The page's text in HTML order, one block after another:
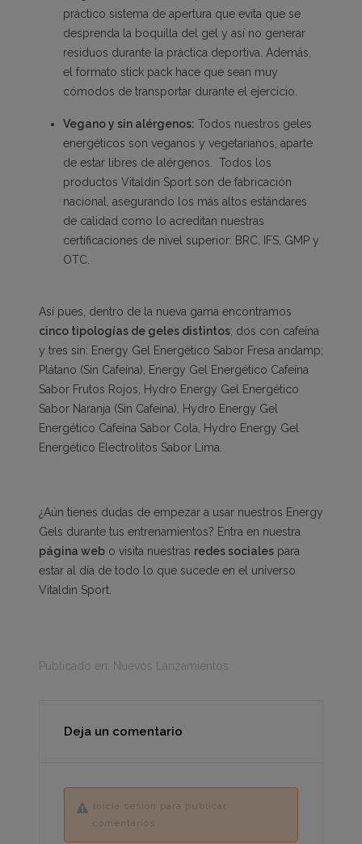
práctico sistema de apertura que evita que se
desprenda la boquilla del gel y así no generar
residuos durante la práctica deportiva. Además,
el formato stick pack hace que sean muy
cómodos de transportar durante el ejercicio.
Vegano y sin alérgenos: Todos nuestros geles
energéticos son veganos y vegetarianos, aparte
de estar libres de alérgenos. Todos los
productos Vitaldin Sport son de fabricación
nacional, asegurando los más altos estándares
de calidad como lo acreditan nuestras
certificaciones de nivel superior: BRC, IFS, GMP y
OTC.
Así pues, dentro de la nueva gama encontramos
cinco tipologías de geles distintos; dos con cafeína
y tres sin: Energy Gel Energético Sabor Fresa andamp;
Plátano (Sin Cafeína)
Energy Gel Energético Cafeína
Sabor Frutos Rojos
Hydro Energy Gel Energético
Sabor Naranja (Sin Cafeína)
Hydro Energy Gel
Energético Cafeína Sabor Cola
Hydro Energy Gel
Energético Electrolitos Sabor Lima
¿Aún tienes dudas de empezar a usar nuestros Energy
Gels durante tus entrenamientos? Entra en nuestra
página web o visita nuestras redes sociales para
estar al día de todo lo que sucede en el universo
Vitaldin Sport.
Publicado en: Nuevos Lanzamientos
Deja un comentario
Inicia sesión para publicar
comentarios